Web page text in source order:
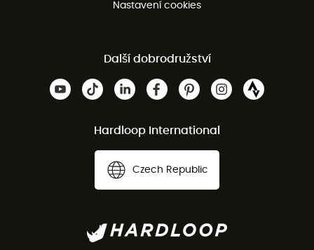
Nastavení cookies
Další dobrodružství
Hardloop International
Czech Republic